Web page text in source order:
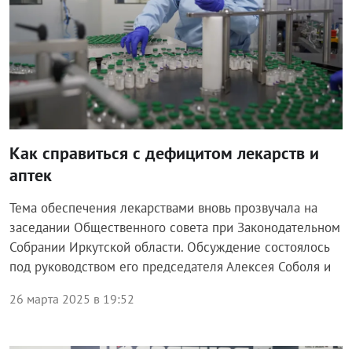
Как справиться с дефицитом лекарств и
аптек
Тема обеспечения лекарствами вновь прозвучала на
заседании Общественного совета при Законодательном
Собрании Иркутской области. Обсуждение состоялось
под руководством его председателя Алексея Соболя и
26 марта 2025 в 19:52